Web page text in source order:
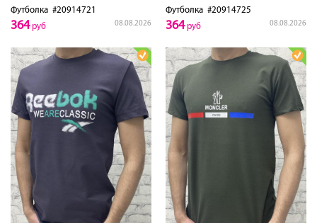
Футболка #20914721
08.08.2026
364руб
Футболка #20914725
08.08.2026
364руб